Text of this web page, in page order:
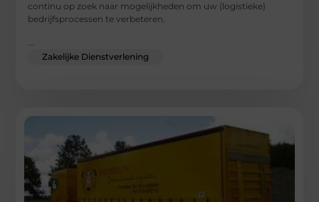
continu op zoek naar mogelijkheden om uw (logistieke)
bedrijfsprocessen te verbeteren.
Zakelijke Dienstverlening